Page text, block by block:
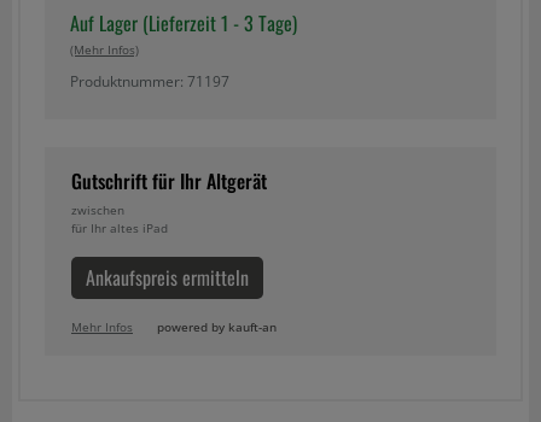
Auf Lager (Lieferzeit 1 - 3 Tage)
(mehr Infos)
Produktnummer: 71197
Gutschrift für Ihr Altgerät
zwischen
für Ihr altes iPad
Ankaufspreis ermitteln
Mehr Infos powered by kauft-an